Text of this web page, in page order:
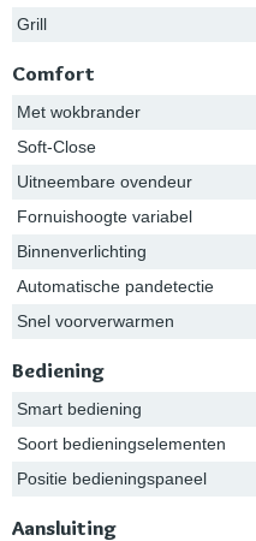
Grill
Comfort
Met wokbrander
Soft-Close
Uitneembare ovendeur
Fornuishoogte variabel
Binnenverlichting
Automatische pandetectie
Snel voorverwarmen
Bediening
Smart bediening
Soort bedieningselementen
Positie bedieningspaneel
Aansluiting